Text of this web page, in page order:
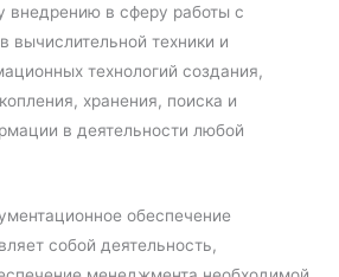
внедрению в сферу работы с
вычислительной техники и
технологий создания,
хранения, поиска и
в деятельности любой
обеспечение
собой деятельность,